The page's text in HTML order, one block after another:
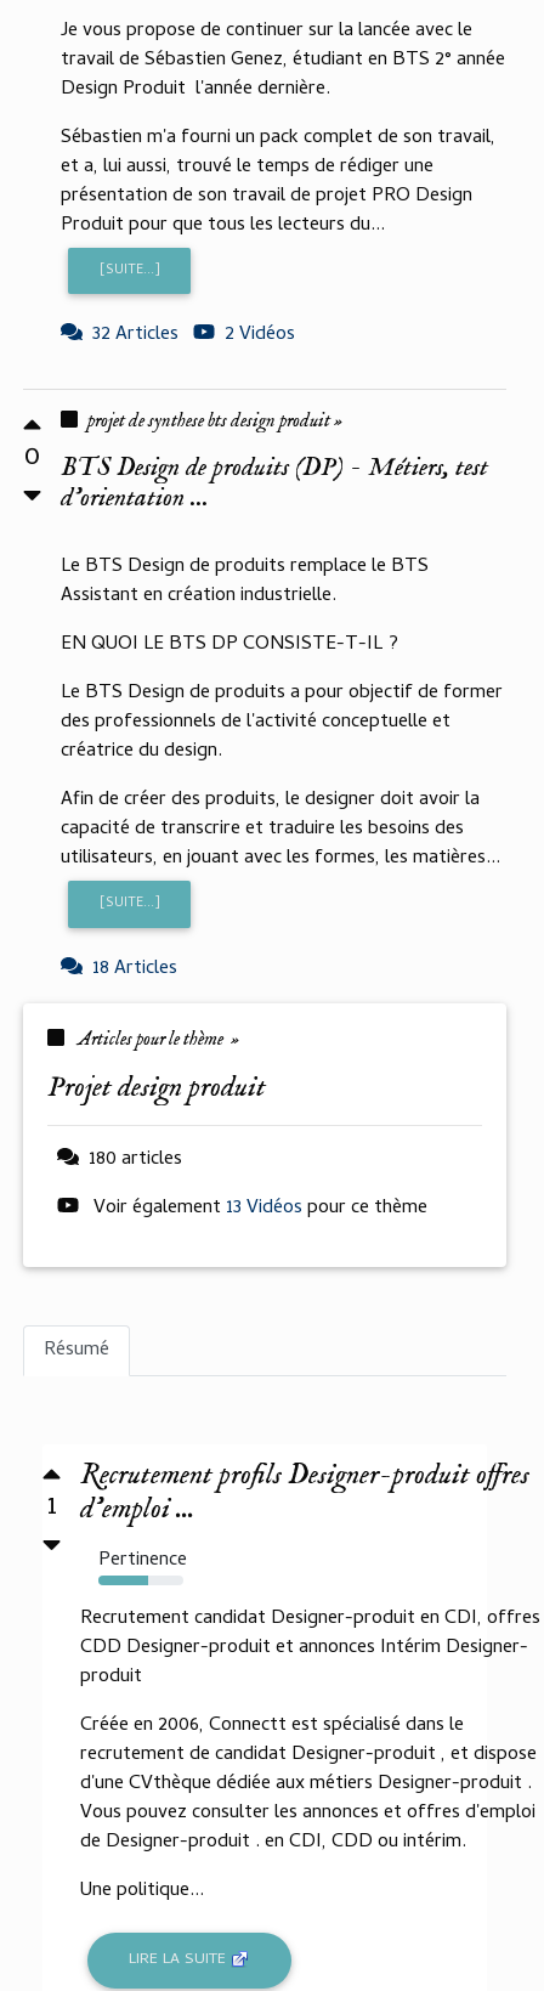
Je vous propose de continuer sur la lancée avec le
travail de Sébastien Genez, étudiant en BTS 2° année
Design Produit l'année dernière.
Sébastien m'a fourni un pack complet de son travail,
et a, lui aussi, trouvé le temps de rédiger une
présentation de son travail de projet PRO Design
Produit pour que tous les lecteurs du...
[SUITE...]
32 Articles 2 Vidéos
0
projet de synthese bts design produit »
BTS Design de produits (DP) - Métiers, test
d'orientation ...
Le BTS Design de produits remplace le BTS
Assistant en création industrielle.
EN QUOI LE BTS DP CONSISTE-T-IL ?
Le BTS Design de produits a pour objectif de former
des professionnels de l'activité conceptuelle et
créatrice du design.
Afin de créer des produits, le designer doit avoir la
capacité de transcrire et traduire les besoins des
utilisateurs, en jouant avec les formes, les matières...
[SUITE...]
18 Articles
Articles pour le thème »
projet design produit
180 articles
Voir également 13 Vidéospour ce thème
Résumé
1
Recrutement profils Designer-produit offres
d'emploi ...
Pertinence
59%
Recrutement candidat Designer-produit en CDI, offres
CDD Designer-produit et annonces Intérim Designer-
produit
Créée en 2006, Connectt est spécialisé dans le
recrutement de candidat Designer-produit , et dispose
d'une CVthèque dédiée aux métiers Designer-produit .
Vous pouvez consulter les annonces et offres d'emploi
de Designer-produit . en CDI, CDD ou intérim.
Une politique...
LIRE LA SUITE